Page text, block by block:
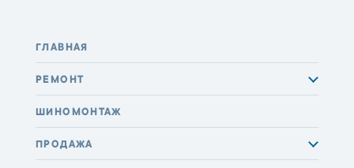
ГЛАВНАЯ
РЕМОНТ
ШИНОМОНТАЖ
ПРОДАЖА